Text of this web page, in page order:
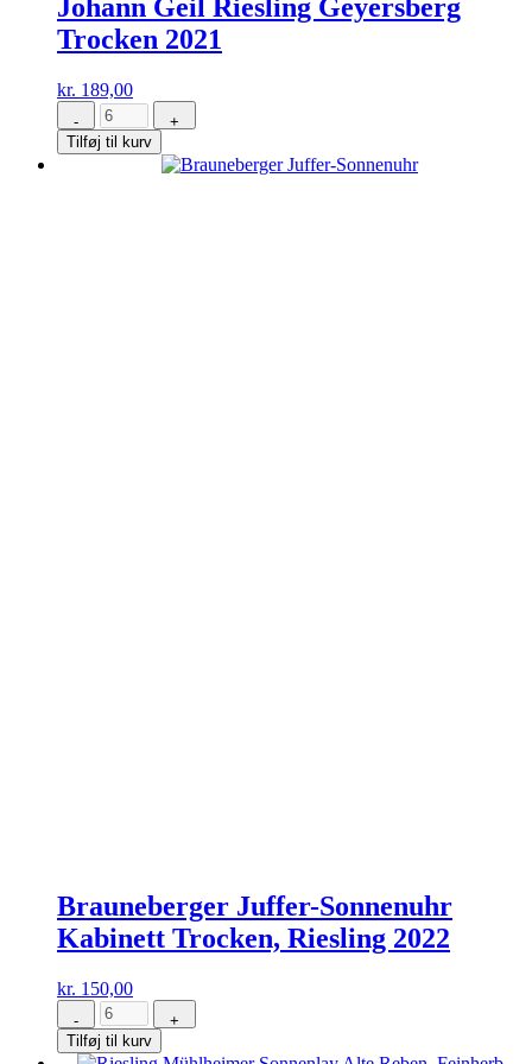
Johann Geil Riesling Geyersberg
Trocken 2021
kr. 189,00
-
Johann
Geil
+
Tilføj til kurv
Brauneberger Juffer-Sonnenuhr
Kabinett Trocken, Riesling 2022
kr. 150,00
-
Brauneberger
Juffer-
+
Tilføj til kurv